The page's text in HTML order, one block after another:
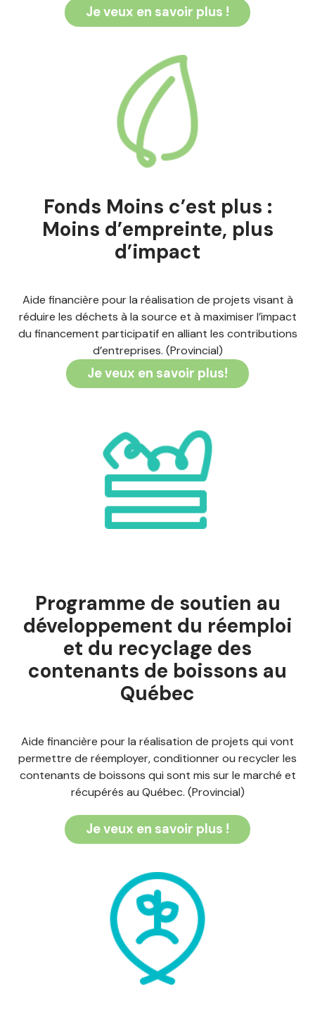
Je veux en savoir plus !
Fonds Moins c’est plus :
Moins d’empreinte, plus
d’impact
Aide financière pour la réalisation de projets visant à
réduire les déchets à la source et à maximiser l’impact
du financement participatif en alliant les contributions
d’entreprises. (Provincial)
Je veux en savoir plus!
Programme de soutien au
développement du réemploi
et du recyclage des
contenants de boissons au
Québec
Aide financière pour la réalisation de projets qui vont
permettre de réemployer, conditionner ou recycler les
contenants de boissons qui sont mis sur le marché et
récupérés au Québec. (Provincial)
Je veux en savoir plus !